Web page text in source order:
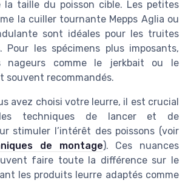
taille du poisson cible. Les petites
la cuiller tournante Mepps Aglia ou
sont idéales pour les truites
Pour les spécimens plus imposants,
nageurs comme le jerkbait ou le
souvent recommandés.
avez choisi votre leurre, il est crucial
techniques de lancer et de
stimuler l’intérêt des poissons (voir
de montage). Ces nuances
faire toute la différence sur le
les produits leurre adaptés comme